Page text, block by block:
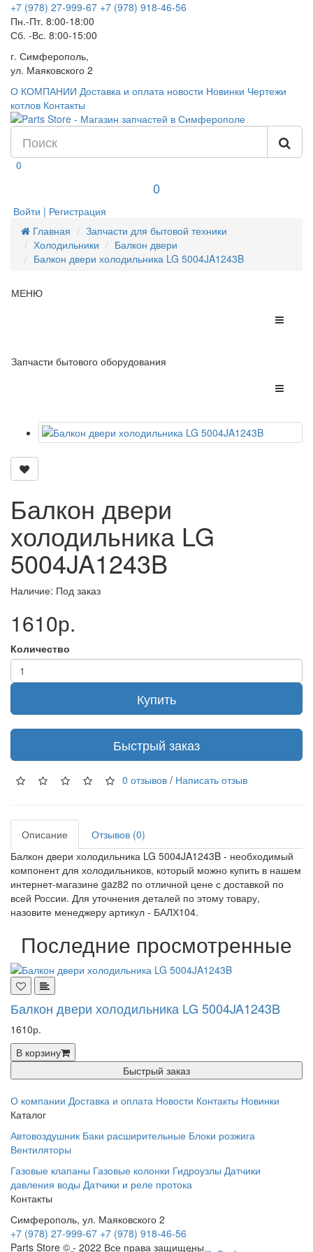
+7 (978) 27-999-67 +7 (978) 918-46-56
Пн.-Пт. 8:00-18:00
Сб. -Вс. 8:00-15:00
г. Симферополь,
ул. Маяковского 2
О КОМПАНИИ Доставка и оплата новости Новинки Чертежи
котлов Контакты
0
0
Войти | Регистрация
Главная
Запчасти для бытовой техники
Холодильники
Балкон двери
Балкон двери холодильника LG 5004JA1243B
МЕНЮ
Запчасти бытового оборудования
Балкон двери
холодильника LG
5004JA1243B
Наличие: Под заказ
1610р.
Количество
Купить
Быстрый заказ
0 отзывов / Написать отзыв
Описание
Отзывов (0)
Балкон двери холодильника LG 5004JA1243B - необходимый
компонент для холодильников, который можно купить в нашем
интернет-магазине gaz82 по отличной цене с доставкой по
всей России. Для уточнения деталей по этому товару,
назовите менеджеру артикул - БАЛХ104.
Последние просмотренные
Балкон двери холодильника LG 5004JA1243B
1610р.
В корзину
Быстрый заказ
О компании Доставка и оплата Новости Контакты Новинки
Каталог
Автовоздушник Баки расширительные Блоки розжига
Вентиляторы
Газовые клапаны Газовые колонки Гидроузлы Датчики
давления воды Датчики и реле протока
Контакты
Симферополь, ул. Маяковского 2
+7 (978) 27-999-67 +7 (978) 918-46-56
Parts Store © - 2022 Все права защищены